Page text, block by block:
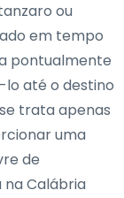
ou
em tempo
pontualmente
até o destino
trata apenas
uma
de
na Calábria